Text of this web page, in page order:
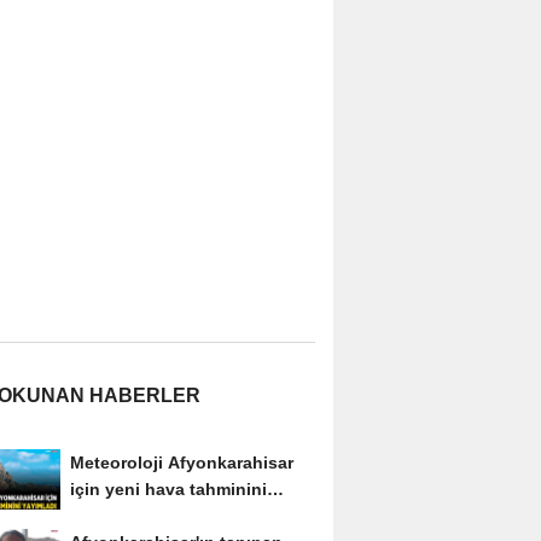
HABERLER
Meteoroloji Afyonkarahisar
için yeni hava tahminini